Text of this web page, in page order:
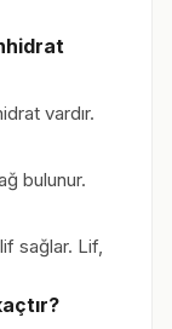
vardır.
bulunur.
sağlar. Lif,